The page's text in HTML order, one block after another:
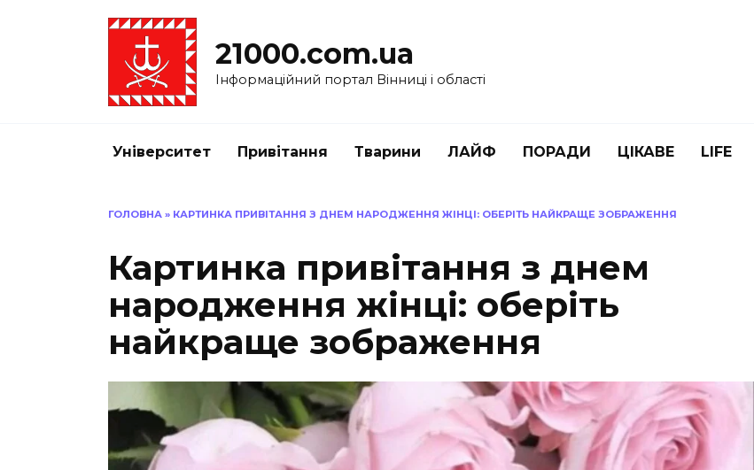
21000.com.ua
Інформаційний портал Вінниці і області
Університет Привітання Тварини ЛАЙФ ПОРАДИ ЦІКАВЕ LIFE
ГОЛОВНА » КАРТИНКА ПРИВІТАННЯ З ДНЕМ НАРОДЖЕННЯ ЖІНЦІ: ОБЕРІТЬ НАЙКРАЩЕ ЗОБРАЖЕННЯ
Картинка привітання з днем
народження жінці: оберіть
найкраще зображення